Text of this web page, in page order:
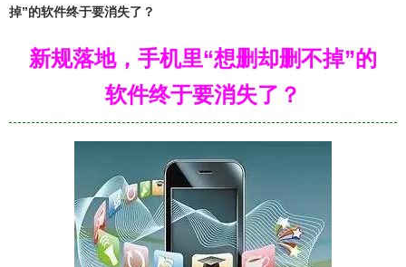
掉”的软件终于要消失了？
新规落地，手机里“想删却删不掉”的
软件终于要消失了？